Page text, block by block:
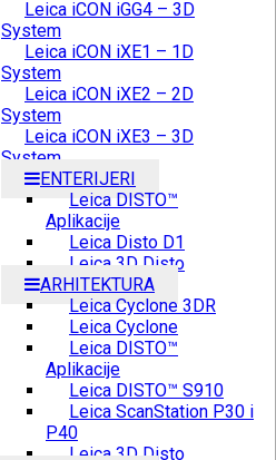
Leica iCON iGG4 – 3D
System
Leica iCON iXE1 – 1D
System
Leica iCON iXE2 – 2D
System
Leica iCON iXE3 – 3D
System
ENTERIJERI
Leica DISTO™
Aplikacije
Leica Disto D1
Leica 3D Disto
ARHITEKTURA
Leica Cyclone 3DR
Leica Cyclone
Leica DISTO™
Aplikacije
Leica DISTO™ S910
Leica ScanStation P30 i
P40
Leica 3D Disto